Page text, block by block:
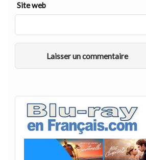
Site web